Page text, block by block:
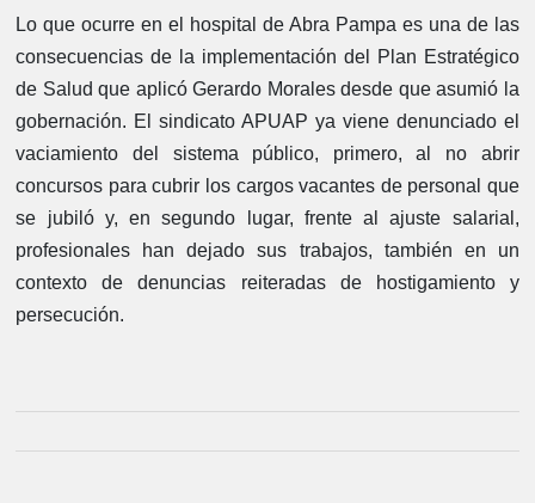
Lo que ocurre en el hospital de Abra Pampa es una de las
consecuencias de la implementación del Plan Estratégico
de Salud que aplicó Gerardo Morales desde que asumió la
gobernación. El sindicato APUAP ya viene denunciado el
vaciamiento del sistema público, primero, al no abrir
concursos para cubrir los cargos vacantes de personal que
se jubiló y, en segundo lugar, frente al ajuste salarial,
profesionales han dejado sus trabajos, también en un
contexto de denuncias reiteradas de hostigamiento y
persecución.